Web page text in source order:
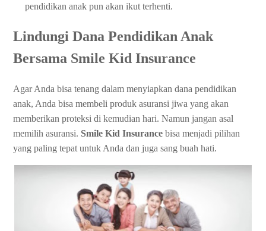
pendidikan anak pun akan ikut terhenti.
Lindungi Dana Pendidikan Anak
Bersama Smile Kid Insurance
Agar Anda bisa tenang dalam menyiapkan dana pendidikan
anak, Anda bisa membeli produk asuransi jiwa yang akan
memberikan proteksi di kemudian hari. Namun jangan asal
memilih asuransi. Smile Kid Insurance bisa menjadi pilihan
yang paling tepat untuk Anda dan juga sang buah hati.